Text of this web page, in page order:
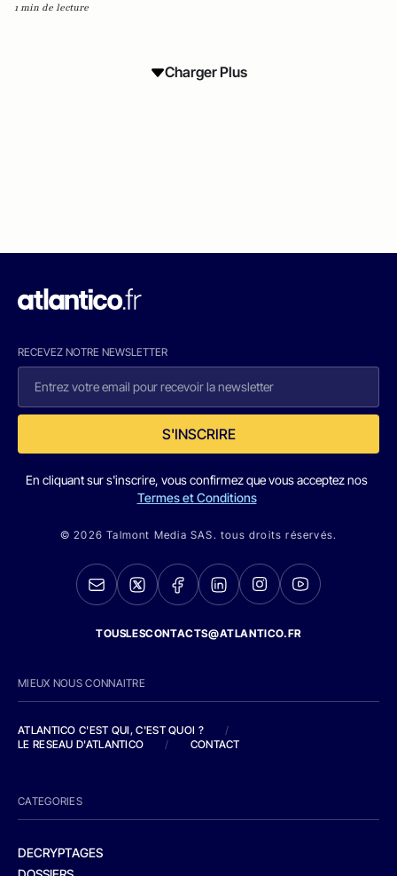
1 min de lecture
Charger Plus
RECEVEZ NOTRE NEWSLETTER
S'INSCRIRE
En cliquant sur s'inscrire, vous confirmez que vous acceptez nos
Termes et Conditions
© 2026 Talmont Media SAS. tous droits réservés.
TOUSLESCONTACTS@ATLANTICO.FR
MIEUX NOUS CONNAITRE
ATLANTICO C'EST QUI, C'EST QUOI ?
/
LE RESEAU D'ATLANTICO
/ CONTACT
CATEGORIES
DECRYPTAGES